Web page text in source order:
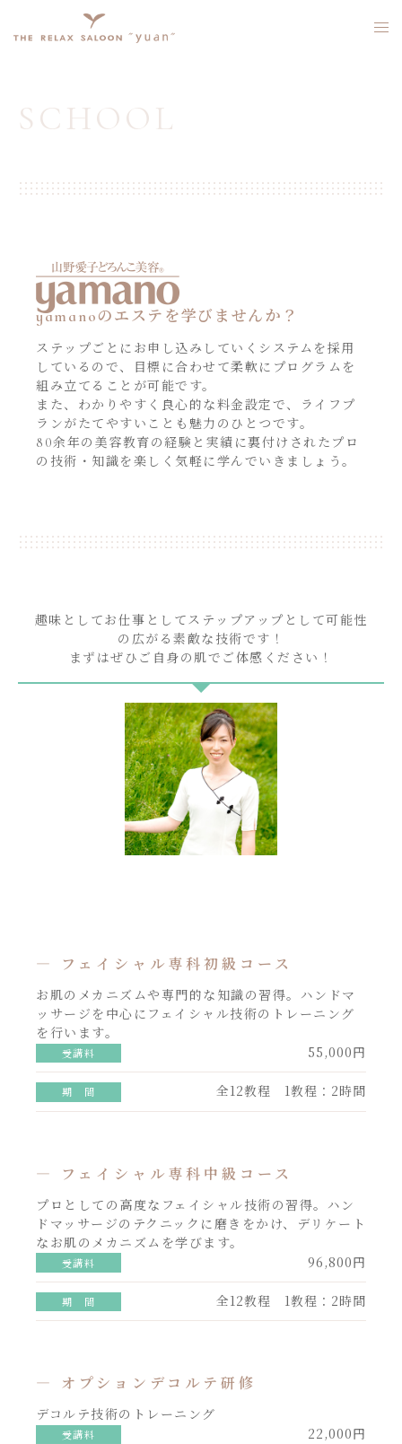
ト
SCHOOL
yamanoのエステを学びませんか？
ステップごとにお申し込みしていくシステムを採用
しているので、目標に合わせて柔軟にプログラムを
組み立てることが可能です。
また、わかりやすく良心的な料金設定で、ライフプ
ランがたてやすいことも魅力のひとつです。
80余年の美容教育の経験と実績に裏付けされたプロ
の技術・知識を楽しく気軽に学んでいきましょう。
趣味としてお仕事としてステップアップとして可能性
の広がる素敵な技術です！
まずはぜひご自身の肌でご体感ください！
― フェイシャル専科初級コース
お肌のメカニズムや専門的な知識の習得。ハンドマ
ッサージを中心にフェイシャル技術のトレーニング
を行います。
受講料 55,000円
期 間 全12教程 1教程：2時間
― フェイシャル専科中級コース
プロとしての高度なフェイシャル技術の習得。ハン
ドマッサージのテクニックに磨きをかけ、デリケート
なお肌のメカニズムを学びます。
受講料 96,800円
期 間 全12教程 1教程：2時間
― オプションデコルテ研修
デコルテ技術のトレーニング
受講料 22,000円